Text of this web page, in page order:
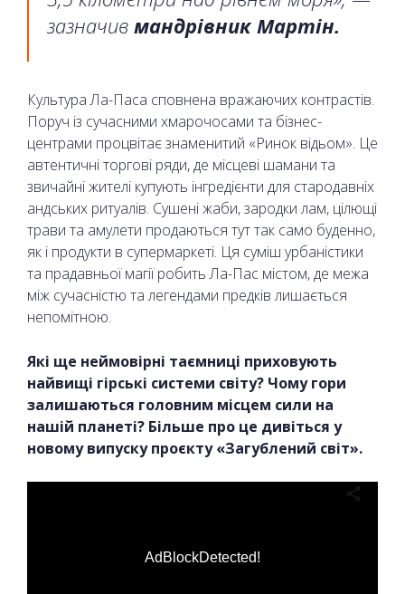
зазначив мандрівник Мартін.
Культура Ла-Паса сповнена вражаючих контрастів.
Поруч із сучасними хмарочосами та бізнес-
центрами процвітає знаменитий «Ринок відьом». Це
автентичні торгові ряди, де місцеві шамани та
звичайні жителі купують інгредієнти для стародавніх
андських ритуалів. Сушені жаби, зародки лам, цілющі
трави та амулети продаються тут так само буденно,
як і продукти в супермаркеті. Ця суміш урбаністики
та прадавньої магії робить Ла-Пас містом, де межа
між сучасністю та легендами предків лишається
непомітною.
Які ще неймовірні таємниці приховують
найвищі гірські системи світу? Чому гори
залишаються головним місцем сили на
нашій планеті? Більше про це дивіться у
новому випуску проєкту «Загублений світ».
AdBlockDetected!